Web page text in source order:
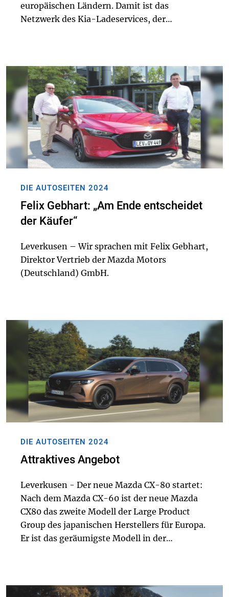
europäischen Ländern. Damit ist das
Netzwerk des Kia-Ladeservices, der
DIE AUTOSEITEN 2024
Felix Gebhart: „Am Ende entscheidet
der Käufer“
Leverkusen – Wir sprachen mit Felix Gebhart,
Direktor Vertrieb der Mazda Motors
(Deutschland) GmbH.
DIE AUTOSEITEN 2024
Attraktives Angebot
Leverkusen - Der neue Mazda CX-80 startet:
Nach dem Mazda CX-60 ist der neue Mazda
CX80 das zweite Modell der Large Product
Group des japanischen Herstellers für Europa.
Er ist das geräumigste Modell in der